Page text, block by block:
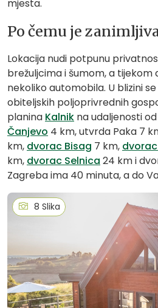
mjesta.
Po čemu je
Lokacija nudi potpunu
brežuljcima i šumom, a
nekoliko automobila. U blizini
obiteljskih poljoprivrednih
planina Kalnik na udaljenosti od
Čanjevo 4 km, utvrda Paka 7
km, dvorac Bisag 7 km,
km, dvorac Selnica 24 km i
Zagreba ima 40 minuta, a do
8 Slika